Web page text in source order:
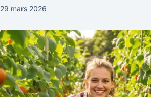
29 mars 2026